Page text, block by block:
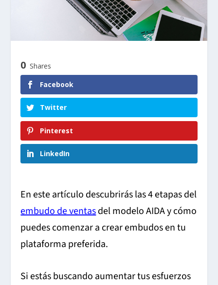
0 Shares
Facebook
Twitter
Pinterest
LinkedIn
En este artículo descubrirás las 4 etapas del
embudo de ventasdel modelo AIDA y cómo
puedes comenzar a crear embudos en tu
plataforma preferida.
Si estás buscando aumentar tus esfuerzos